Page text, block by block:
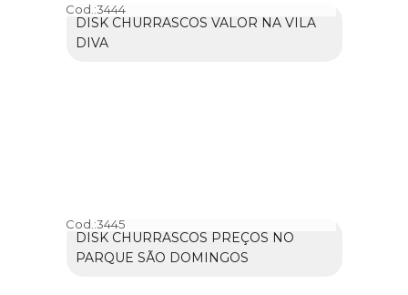
Cod.:3444
DISK CHURRASCOS VALOR NA VILA
DIVA
Cod.:3445
DISK CHURRASCOS PREÇOS NO
PARQUE SÃO DOMINGOS